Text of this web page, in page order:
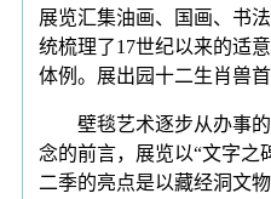
展览汇集油画、国画、书
统梳理了17世纪以来的适
体例。展出园十二生肖兽首
壁毯艺术逐步从办事的
念的前言，展览以“文字之
二季的亮点是以藏经洞文